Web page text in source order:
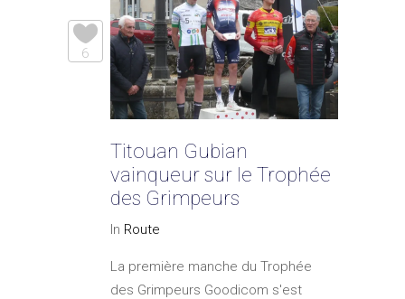
6
Titouan Gubian
vainqueur sur le Trophée
des Grimpeurs
In Route
La première manche du Trophée
des Grimpeurs Goodicom s'est